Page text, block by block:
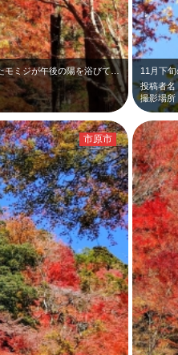
11月下旬の梅ヶ瀨渓谷です。オレンジや黄色に紅葉したモミジが午後の陽を浴びて輝…
投稿者名
撮影場所
市原市